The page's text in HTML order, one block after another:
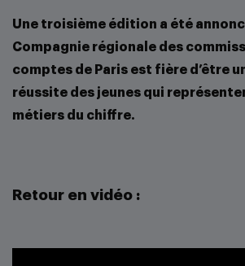
Une troisième édition a été
Compagnie régionale des
comptes de Paris est fière d’être
réussite des jeunes qui
métiers du chiffre.
Retour en vidéo :